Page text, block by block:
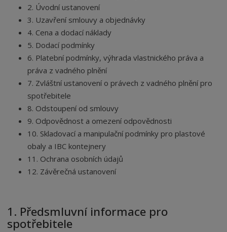
2. Úvodní ustanovení
3. Uzavření smlouvy a objednávky
4. Cena a dodací náklady
5. Dodací podmínky
6. Platební podmínky, výhrada vlastnického práva a
práva z vadného plnění
7. Zvláštní ustanovení o právech z vadného plnění pro
spotřebitele
8. Odstoupení od smlouvy
9. Odpovědnost a omezení odpovědnosti
10. Skladovací a manipulační podmínky pro plastové
obaly a IBC kontejnery
11. Ochrana osobních údajů
12. Závěrečná ustanovení
1. Předsmluvní informace pro
spotřebitele